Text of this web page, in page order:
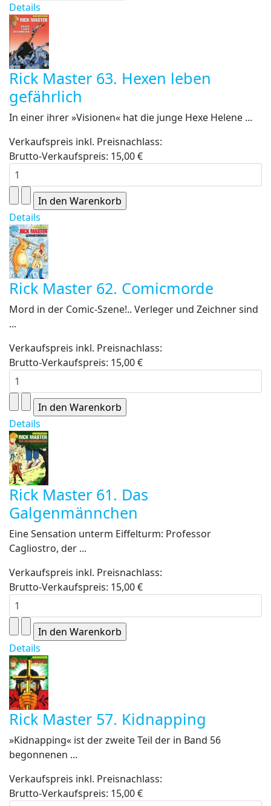
Details
Rick Master 63. Hexen leben
gefährlich
In einer ihrer »Visionen« hat die junge Hexe Helene ...
Verkaufspreis inkl. Preisnachlass:
Brutto-Verkaufspreis: 15,00 €
Details
Rick Master 62. Comicmorde
Mord in der Comic-Szene!.. Verleger und Zeichner sind
...
Verkaufspreis inkl. Preisnachlass:
Brutto-Verkaufspreis: 15,00 €
Details
Rick Master 61. Das
Galgenmännchen
Eine Sensation unterm Eiffelturm: Professor
Cagliostro, der ...
Verkaufspreis inkl. Preisnachlass:
Brutto-Verkaufspreis: 15,00 €
Details
Rick Master 57. Kidnapping
»Kidnapping« ist der zweite Teil der in Band 56
begonnenen ...
Verkaufspreis inkl. Preisnachlass:
Brutto-Verkaufspreis: 15,00 €